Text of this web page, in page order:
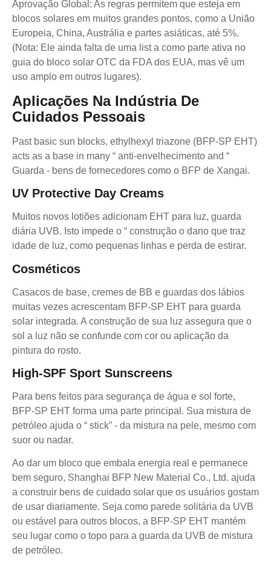
Aprovação Global: As regras permitem que esteja em
blocos solares em muitos grandes pontos, como a União
Europeia, China, Austrália e partes asiáticas, até 5%.
(Nota: Ele ainda falta de uma list a como parte ativa no
guia do bloco solar OTC da FDA dos EUA, mas vê um
uso amplo em outros lugares).
Aplicações Na Indústria De
Cuidados Pessoais
Past basic sun blocks, ethylhexyl triazone (BFP-SP EHT)
acts as a base in many “ anti-envelhecimento and “
Guarda - bens de fornecedores como o BFP de Xangai.
UV Protective Day Creams
Muitos novos lotiões adicionam EHT para luz, guarda
diária UVB. Isto impede o “ construção o dano que traz
idade de luz, como pequenas linhas e perda de estirar.
Cosméticos
Casacos de base, cremes de BB e guardas dos lábios
muitas vezes acrescentam BFP-SP EHT para guarda
solar integrada. A construção de sua luz assegura que o
sol a luz não se confunde com cor ou aplicação da
pintura do rosto.
High-SPF Sport Sunscreens
Para bens feitos para segurança de água e sol forte,
BFP-SP EHT forma uma parte principal. Sua mistura de
petróleo ajuda o “ stick” - da mistura na pele, mesmo com
suor ou nadar.
Ao dar um bloco que embala energia real e permanece
bem seguro, Shanghai BFP New Material Co., Ltd. ajuda
a construir bens de cuidado solar que os usuários gostam
de usar diariamente. Seja como parede solitária da UVB
ou estável para outros blocos, a BFP-SP EHT mantém
seu lugar como o topo para a guarda da UVB de mistura
de petróleo.